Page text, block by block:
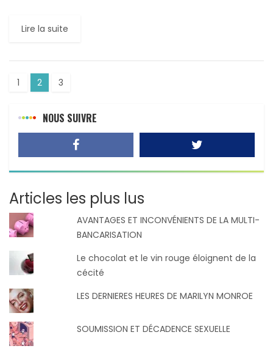
Lire la suite
1 2 3
NOUS SUIVRE
Articles les plus lus
AVANTAGES ET INCONVÉNIENTS DE LA MULTI-
BANCARISATION
Le chocolat et le vin rouge éloignent de la
cécité
LES DERNIERES HEURES DE MARILYN MONROE
SOUMISSION ET DÉCADENCE SEXUELLE